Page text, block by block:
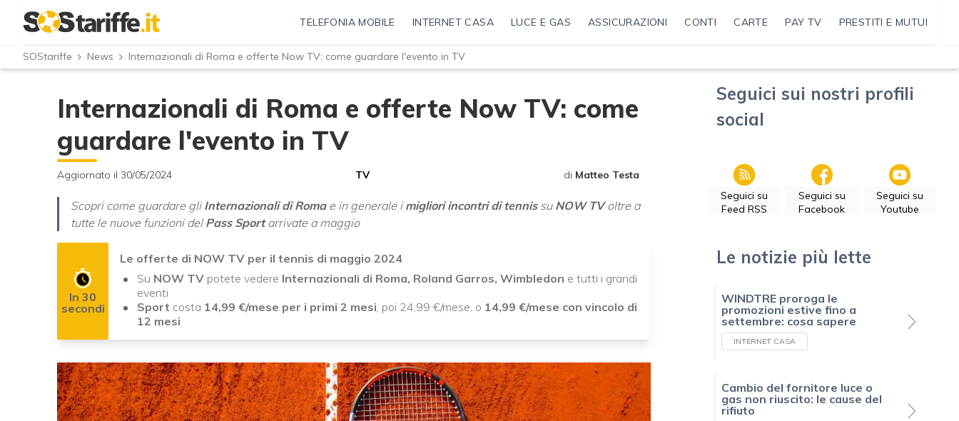
TELEFONIA MOBILE INTERNET CASA LUCE E GAS ASSICURAZIONI CONTI CARTE PAY TV PRESTITI E MUTUI
SOStariffe News Internazionali di Roma e offerte Now TV: come guardare l'evento in TV
Internazionali di Roma e offerte Now TV: come
guardare l'evento in TV
Aggiornato il 30/05/2024 TV di Matteo Testa
Scopri come guardare gli Internazionali di Romae in generale i migliori incontri di tennissu NOW TVoltre a
tutte le nuove funzioni del Pass Sportarrivate a maggio
In 30
secondi
Le offerte di NOW TV per il tennis di maggio 2024
Su NOW TV potete vedere Internazionali di Roma, Roland Garros, Wimbledon e tutti i grandi
eventi
Sport costa 14,99 €/mese per i primi 2 mesi, poi 24,99 €/mese, o 14,99 €/mese con vincolo di
12 mesi
Seguici sui nostri profili
social
Seguici su
Feed RSS
Seguici su
Facebook
Seguici su
Youtube
Le notizie più lette
WINDTRE proroga le
promozioni estive fino a
settembre: cosa sapere
INTERNET CASA
Cambio del fornitore luce o
gas non riuscito: le cause del
rifiuto